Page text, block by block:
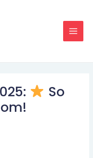
So